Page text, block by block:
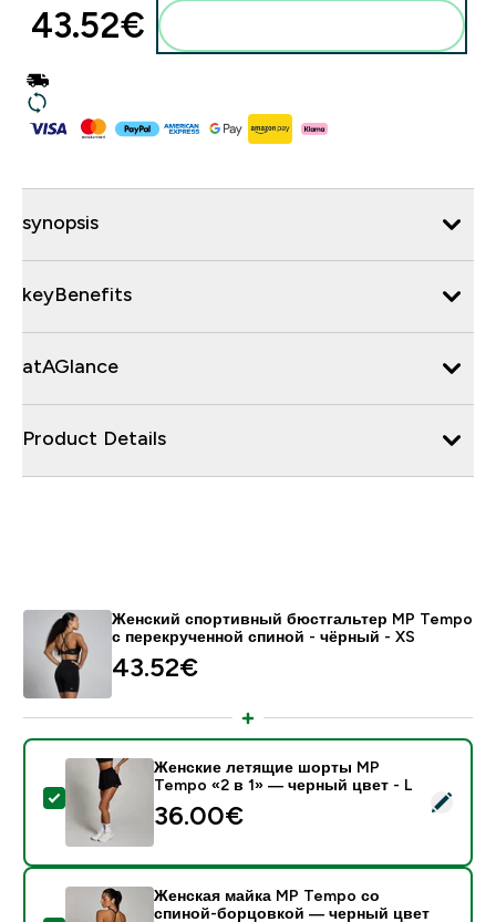
43.52€‎
synopsis
keyBenefits
atAGlance
Product Details
Женский спортивный бюстгальтер MP Tempo
с перекрученной спиной - чёрный - XS
43.52€‎
- Женские летящие шорты MP Tempo «2 в 1» —
Женские летящие шорты MP
Tempo «2 в 1» — черный цвет - L
36.00€‎
Женская майка MP Tempo со
спиной-борцовкой ― черный цвет